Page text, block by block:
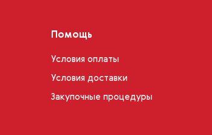
Помощь
Условия оплаты
Условия доставки
Закупочные процедуры